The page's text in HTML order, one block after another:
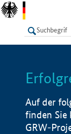
LISTE
Auf der
finden Sie
GRW-